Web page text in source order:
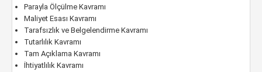
Parayla Ölçülme Kavramı
Maliyet Esası Kavramı
Tarafsızlık ve Belgelendirme Kavramı
Tutarlılık Kavramı
Tam Açıklama Kavramı
İhtiyatlılık Kavramı